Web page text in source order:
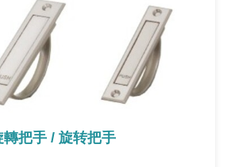
轉把手 / 旋转把手